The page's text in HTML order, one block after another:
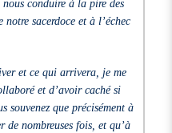
conduire à la pire des
sacerdoce et à l’échec
et ce qui arrivera, je me
et d’avoir caché si
souvenez que précisément à
de nombreuses fois, et qu’à